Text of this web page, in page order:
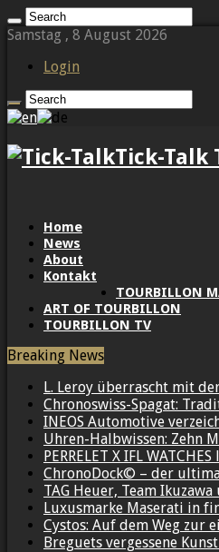
Samstag , 8 August 2026
Login
Tick-Talk
Home
News
About
Kontakt
TOURBILLON
ART OF TOURBILLON
TOURBILLON TV
Breaking News
L. Leroy überrascht mit
Chronoswiss-Spagat:
INEOS Automotive
Uhren-Halbwissen: Zehn
PERRELET X IFL
ChronoDock© – der
TAG Heuer, Team
Luxusmarke Maserati in
Cystos: Auf dem Weg zur
Breguets vergessene